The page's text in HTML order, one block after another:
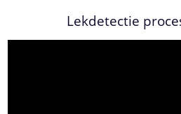
Lekdetectie